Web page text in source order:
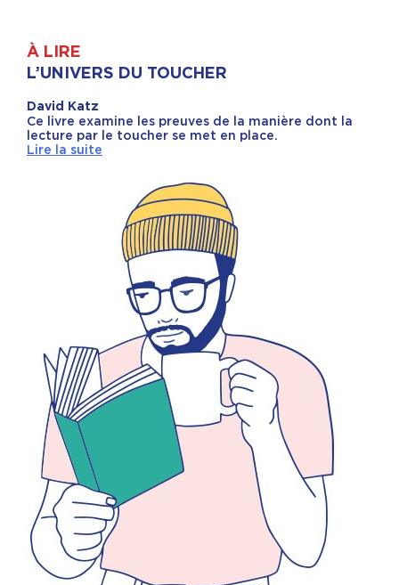
À LIRE
L’UNIVERS DU TOUCHER
David Katz
Ce livre examine les preuves de la manière dont la
lecture par le toucher se met en place.
Lire la suite